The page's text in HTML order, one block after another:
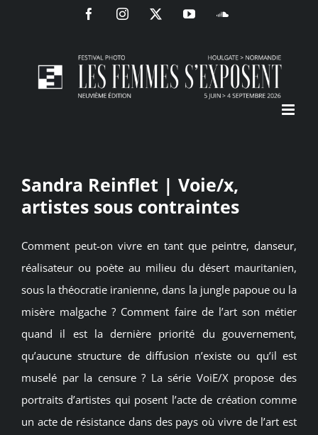
FacebookInstagram
X YouTubeSoundCloud
Sandra Reinflet | Voie/x,
artistes sous contraintes
Comment peut-on vivre en tant que peintre, danseur,
réalisateur ou poète au milieu du désert mauritanien,
sous la théocratie iranienne, dans la jungle papoue ou la
misère malgache ? Comment faire de l’art son métier
quand il est la dernière priorité du gouvernement,
qu’aucune structure de diffusion n’existe ou qu’il est
muselé par la censure ? La série VoiE/X propose des
portraits d’artistes qui posent l’acte de création comme
un acte de résistance dans des pays où vivre de l’art est